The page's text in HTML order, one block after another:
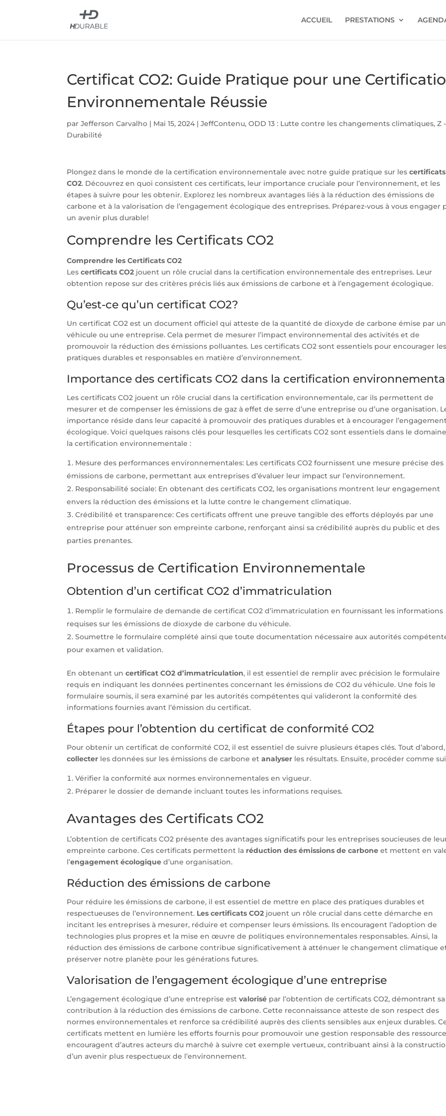
ACCUEIL PRESTATIONS
Certificat CO2: Guide Pratique pour une
Environnementale Réussie
parJefferson Carvalho | Mai 15, 2024 |JeffContenu,ODD 13 : Lutte contre les changements climatiques,Z -
Durabilité
Plongez dans le monde de la certification environnementale avec notre guide pratique sur lescertificats
CO2. Découvrez en quoi consistent ces certificats, leur importance cruciale pour l’environnement, et les
étapes à suivre pour les obtenir. Explorez les nombreux avantages liés à la réduction des émissions de
carbone et à la valorisation de l’engagement écologique des entreprises. Préparez-vous à vous engager
un avenir plus durable!
Comprendre les Certificats CO2
Comprendre les Certificats CO2
Lescertificats CO2 jouent un rôle crucial dans la certification environnementale des entreprises. Leur
obtention repose sur des critères précis liés aux émissions de carbone et à l’engagement écologique.
Qu’est-ce qu’un certificat CO2?
Un certificat CO2 est un document officiel qui atteste de la quantité de dioxyde de carbone émise par un
véhicule ou une entreprise. Cela permet de mesurer l’impact environnemental des activités et de
promouvoir la réduction des émissions polluantes. Les certificats CO2 sont essentiels pour encourager
pratiques durables et responsables en matière d’environnement.
Importance des certificats CO2 dans la certification
Les certificats CO2 jouent un rôle crucial dans la certification environnementale, car ils permettent de
mesurer et de compenser les émissions de gaz à effet de serre d’une entreprise ou d’une organisation.
importance réside dans leur capacité à promouvoir des pratiques durables et à encourager
écologique. Voici quelques raisons clés pour lesquelles les certificats CO2 sont essentiels dans le
la certification environnementale :
Mesure des performances environnementales: Les certificats CO2 fournissent une mesure précise des
émissions de carbone, permettant aux entreprises d’évaluer leur impact sur l’environnement.
Responsabilité sociale: En obtenant des certificats CO2, les organisations montrent leur engagement
envers la réduction des émissions et la lutte contre le changement climatique.
Crédibilité et transparence: Ces certificats offrent une preuve tangible des efforts déployés par une
entreprise pour atténuer son empreinte carbone, renforçant ainsi sa crédibilité auprès du public et des
parties prenantes.
Processus de Certification Environnementale
Obtention d’un certificat CO2 d’immatriculation
Remplir le formulaire de demande de certificat CO2 d’immatriculation en fournissant les informations
requises sur les émissions de dioxyde de carbone du véhicule.
Soumettre le formulaire complété ainsi que toute documentation nécessaire aux autorités
pour examen et validation.
En obtenant uncertificat CO2 d’immatriculation, il est essentiel de remplir avec précision le formulaire
requis en indiquant les données pertinentes concernant les émissions de CO2 du véhicule. Une fois le
formulaire soumis, il sera examiné par les autorités compétentes qui valideront la conformité des
informations fournies avant l’émission du certificat.
Étapes pour l’obtention du certificat de conformité CO2
Pour obtenir un certificat de conformité CO2, il est essentiel de suivre plusieurs étapes clés. Tout d’abord,
collecter les données sur les émissions de carbone etanalyser les résultats. Ensuite, procéder comme
Vérifier la conformité aux normes environnementales en vigueur.
Préparer le dossier de demande incluant toutes les informations requises.
Avantages des Certificats CO2
L’obtention de certificats CO2 présente des avantages significatifs pour les entreprises soucieuses de
empreinte carbone. Ces certificats permettent la réduction des émissions de carbone et mettent en
l’engagement écologique d’une organisation.
Réduction des émissions de carbone
Pour réduire les émissions de carbone, il est essentiel de mettre en place des pratiques durables et
respectueuses de l’environnement. Les certificats CO2 jouent un rôle crucial dans cette démarche en
incitant les entreprises à mesurer, réduire et compenser leurs émissions. Ils encouragent l’adoption de
technologies plus propres et la mise en œuvre de politiques environnementales responsables. Ainsi, la
réduction des émissions de carbone contribue significativement à atténuer le changement climatique
préserver notre planète pour les générations futures.
Valorisation de l’engagement écologique d’une entreprise
L’engagement écologique d’une entreprise estvalorisé par l’obtention de certificats CO2, démontrant sa
contribution à la réduction des émissions de carbone. Cette reconnaissance atteste de son respect des
normes environnementales et renforce sa crédibilité auprès des clients sensibles aux enjeux durables.
certificats mettent en lumière les efforts fournis pour promouvoir une gestion responsable des
encouragent d’autres acteurs du marché à suivre cet exemple vertueux, contribuant ainsi à la
d’un avenir plus respectueux de l’environnement.